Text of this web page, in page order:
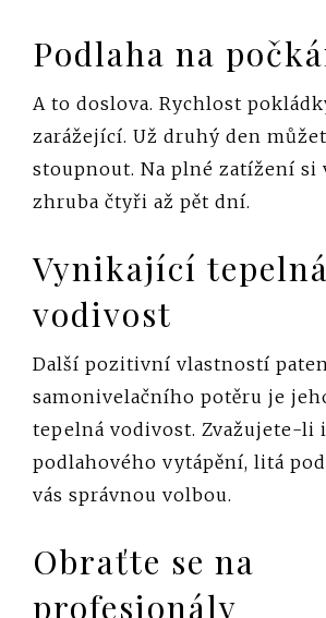
Podlaha na
A to doslova. Rychlost
zarážející. Už druhý den
stoupnout. Na plné zatížení si
zhruba čtyři až pět dní.
Vynikající tepelná
vodivost
Další pozitivní vlastností
samonivelačního potěru je
tepelná vodivost. Zvažujete-li
podlahového vytápění, litá
vás správnou volbou.
Obraťte se na
profesionály